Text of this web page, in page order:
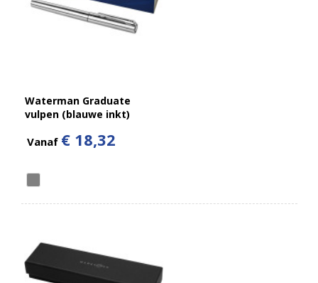
Waterman Graduate
vulpen (blauwe inkt)
Vanaf € 18,32